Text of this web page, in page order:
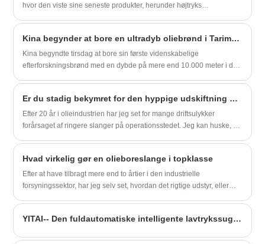
hvor den viste sine seneste produkter, herunder højtryks
kendt for sit engagement i innovation og kvalitet og har vundet
anerkendelse verden over. Dens API 7K-serie produkter er designet
til højtryksboring og er lavet af materialer af topkvalitet.
og gasfeltforhold.
Kina begynder at bore en ultradyb oliebrønd i Tarim-bassinet
Kina begyndte tirsdag at bore sin første videnskabelige
efterforskningsbrønd med en dybde på mere end 10.000 meter i det
Er du stadig bekymret for den hyppige udskiftning af ultra slidbestandig syrefrakturslange i dine oliefeltoperationer?
Efter 20 år i olieindustrien har jeg set for mange driftsulykker
forårsaget af ringere slanger på operationsstedet. Jeg kan huske, at
nedetid og titusinder af dollars i tab. Denne situation ændrede sig
ikke, før vi fuldt ud vedtog Yitai Ultra Wear-resistente
syrefrakturslange.
Hvad virkelig gør en olieboreslange i topklasse
Efter at have tilbragt mere end to årtier i den industrielle
forsyningssektor, har jeg selv set, hvordan det rigtige udstyr, eller
olieboreslangen. Det er livslinjen i din operation, og ikke alle
YITAI-- Den fuldautomatiske intelligente lavtrykssuge- og afgangsslangeproduktionslinje testet med succes